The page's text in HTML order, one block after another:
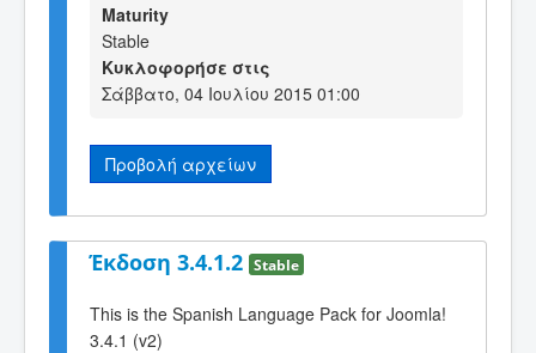
Maturity
Stable
Κυκλοφορήσε στις
Σάββατο, 04 Ιουλίου 2015 01:00
Προβολή αρχείων
Έκδοση 3.4.1.2 Stable
This is the Spanish Language Pack for Joomla!
3.4.1 (v2)